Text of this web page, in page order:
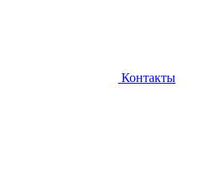
Контакты